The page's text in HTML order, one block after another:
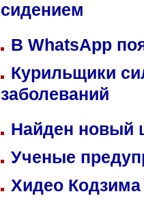
сидением
В WhatsApp
Курильщики
заболеваний
Найден
Ученые
Хидео